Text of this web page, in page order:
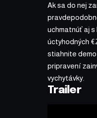
Ak sa do nej
uchmatnúť aj s
úctyhodných
stiahnite
pripravení
vychytávky.
Trailer